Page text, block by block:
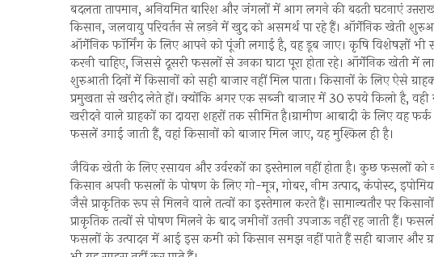
बदलता तापमान, अनियमित बारिश और जंगलों में आग लगने की बढ़ती घटनाएं
किसान, जलवायु परिवर्तन से लड़ने में खुद को असमर्थ पा रहे हैं। ऑर्गेनिक खेती
ऑर्गेनिक फॉर्मिंग के लिए आपने को पूंजी लगाई है, वह डूब जाए। कृषि विशेषज्ञों
करनी चाहिए, जिससे दूसरी फसलों से उनका घाटा पूरा होता रहे। ऑर्गेनिक खेती में
शुरुआती दिनों में किसानों को सही बाजार नहीं मिल पाता। किसानों के लिए ऐसे
प्रमुखता से खरीद लेते हों। क्योंकि अगर एक सब्जी बाजार में 30 रुपये किलो है,
खरीदने वाले ग्राहकों का दायरा शहरों तक सीमित है।ग्रामीण आबादी के लिए यह
फसलें उगाई जाती हैं, वहां किसानों को बाजार मिल जाए, यह मुश्किल ही है।
जैविक खेती के लिए रसायन और उर्वरकों का इस्तेमाल नहीं होता है। कुछ फसलों को
किसान अपनी फसलों के पोषण के लिए गो-मूत्र, गोबर, नीम उत्पाद, कंपोस्ट,
जैसे प्राकृतिक रूप से मिलने वाले तत्वों का इस्तेमाल करते हैं। सामान्यतौर पर
प्राकृतिक तत्वों से पोषण मिलने के बाद जमीनों उतनी उपजाऊ नहीं रह जाती हैं।
फसलों के उत्पादन में आई इस कमी को किसान समझ नहीं पाते हैं सही बाजार और